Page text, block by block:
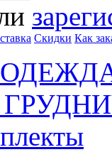
Скидки Как